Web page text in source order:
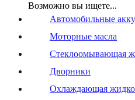
Возможно вы ищете...
Автомобильные
Моторные масла
Стеклоомывающая
Дворники
Охлаждающая